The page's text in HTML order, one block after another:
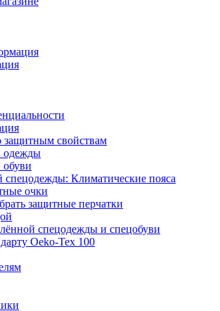
защитным свойствам
одежды
Климатические пояса
очки
защитные перчатки
спецодежды и спецобуви
Oeko-Tex 100